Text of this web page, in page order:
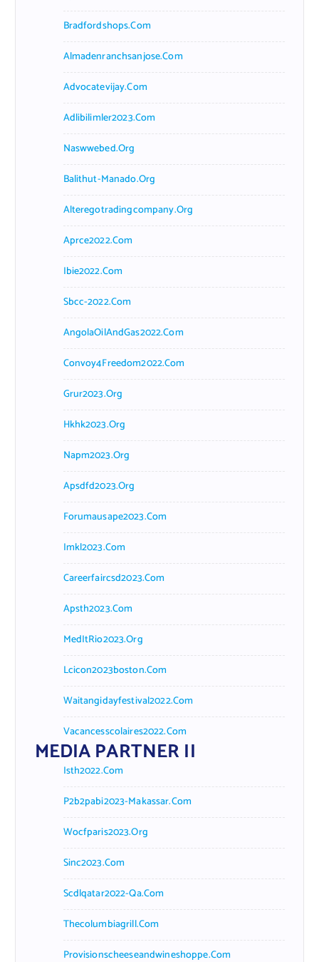
Bradfordshops.com
Almadenranchsanjose.com
Advocatevijay.com
Adlibilimler2023.com
Naswwebed.org
Balithut-Manado.org
Alteregotradingcompany.org
Aprce2022.com
Ibie2022.com
Sbcc-2022.com
AngolaOilAndGas2022.com
Convoy4Freedom2022.com
Grur2023.org
Hkhk2023.org
Napm2023.org
Apsdfd2023.org
Forumausape2023.com
Imkl2023.com
Careerfaircsd2023.com
Apsth2023.com
MedItRio2023.org
Lcicon2023boston.com
Waitangidayfestival2022.com
Vacancesscolaires2022.com
MEDIA PARTNER II
Isth2022.com
P2b2pabi2023-Makassar.com
Wocfparis2023.org
Sinc2023.com
Scdlqatar2022-Qa.com
Thecolumbiagrill.com
Provisionscheeseandwineshoppe.com